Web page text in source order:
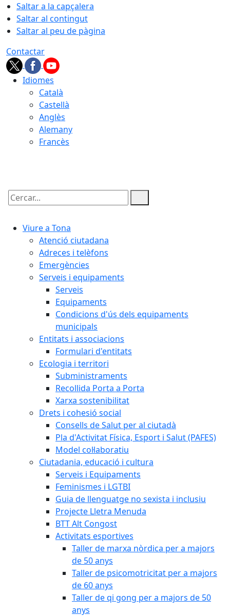
Saltar a la capçalera
Saltar al contingut
Saltar al peu de pàgina
Contactar
Idiomes
Català
Castellà
Anglès
Alemany
Francès
Cercar:
Viure a Tona
Atenció ciutadana
Adreces i telèfons
Emergències
Serveis i equipaments
Serveis
Equipaments
Condicions d'ús dels equipaments
municipals
Entitats i associacions
Formulari d'entitats
Ecologia i territori
Subministraments
Recollida Porta a Porta
Xarxa sostenibilitat
Drets i cohesió social
Consells de Salut per al ciutadà
Pla d'Activitat Física, Esport i Salut (PAFES)
Model col·laboratiu
Ciutadania, educació i cultura
Serveis i Equipaments
Feminismes i LGTBI
Guia de llenguatge no sexista i inclusiu
Projecte Lletra Menuda
BTT Alt Congost
Activitats esportives
Taller de marxa nòrdica per a majors
de 50 anys
Taller de psicomotricitat per a majors
de 60 anys
Taller de qi gong per a majors de 50
anys